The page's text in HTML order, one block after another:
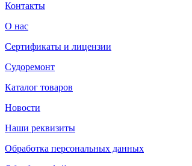
Контакты
О нас
Сертификаты и лицензии
Судоремонт
Каталог товаров
Новости
Наши реквизиты
Обработка персональных данных